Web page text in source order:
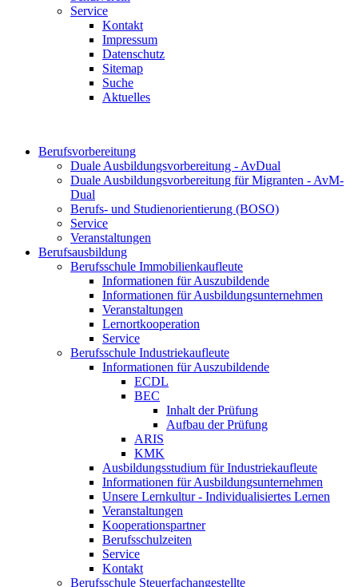
Service
Kontakt
Impressum
Datenschutz
Sitemap
Suche
Aktuelles
Berufsvorbereitung
Duale Ausbildungsvorbereitung - AvDual
Duale Ausbildungsvorbereitung für Migranten - AvM-
Dual
Berufs- und Studienorientierung (BOSO)
Service
Veranstaltungen
Berufsausbildung
Berufsschule Immobilienkaufleute
Informationen für Auszubildende
Informationen für Ausbildungsunternehmen
Veranstaltungen
Lernortkooperation
Service
Berufsschule Industriekaufleute
Informationen für Auszubildende
ECDL
BEC
Inhalt der Prüfung
Aufbau der Prüfung
ARIS
KMK
Ausbildungsstudium für Industriekaufleute
Informationen für Ausbildungsunternehmen
Unsere Lernkultur - Individualisiertes Lernen
Veranstaltungen
Kooperationspartner
Berufsschulzeiten
Service
Kontakt
Berufsschule Steuerfachangestellte